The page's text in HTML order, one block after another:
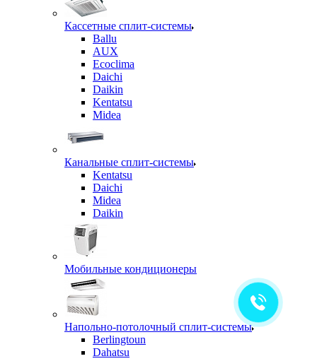
Кассетные сплит-системы
Ballu
AUX
Ecoclima
Daichi
Daikin
Kentatsu
Midea
Канальные сплит-системы
Kentatsu
Daichi
Midea
Daikin
Мобильные кондиционеры
Напольно-потолочный сплит-системы
Berlingtoun
Dahatsu